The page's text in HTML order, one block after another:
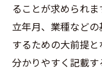
ることが求められ
立年月、業種など
するための大前提
分かりやすく記載